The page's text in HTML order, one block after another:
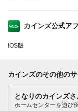
カインズ公式ア
iOS版
カインズのその他のサ
となりのカインズさ
ホームセンターを遊び